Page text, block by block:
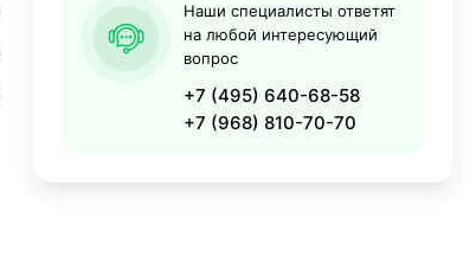
Наши специалисты ответят
на любой интересующий
вопрос
+7 (495) 640-68-58
+7 (968) 810-70-70